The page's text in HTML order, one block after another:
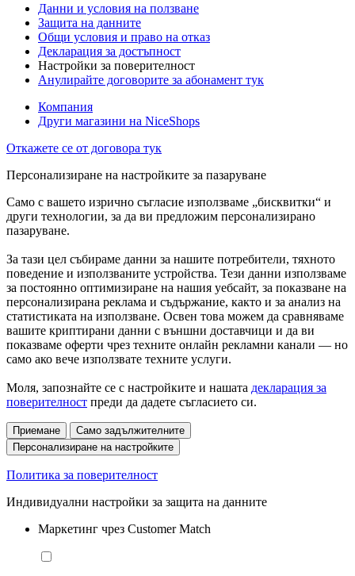
Данни и условия на ползване
Защита на данните
Общи условия и право на отказ
Декларация за достъпност
Настройки за поверителност
Анулирайте договорите за абонамент тук
Компания
Други магазини на NiceShops
Откажете се от договора тук
Персонализиране на настройките за пазаруване
Само с вашето изрично съгласие използваме „бисквитки“ и
други технологии, за да ви предложим персонализирано
пазаруване.
За тази цел събираме данни за нашите потребители, тяхното
поведение и използваните устройства. Тези данни използваме
за постоянно оптимизиране на нашия уебсайт, за показване на
персонализирана реклама и съдържание, както и за анализ на
статистиката на използване. Освен това можем да сравняваме
вашите криптирани данни с външни доставчици и да ви
показваме оферти чрез техните онлайн рекламни канали — но
само ако вече използвате техните услуги.
Моля, запознайте се с настройките и нашата декларация за
поверителност преди да дадете съгласието си.
Приемане
Само задължителните
Персонализиране на настройките
Политика за поверителност
Индивидуални настройки за защита на данните
Маркетинг чрез Customer Match